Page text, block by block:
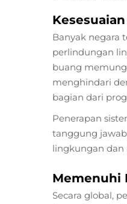
Banyak negara
perlindungan
buang
menghindari
bagian dari
Penerapan
tanggung
lingkungan
Memenuhi
Secara global,